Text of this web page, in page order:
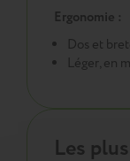
Ergonomie :
Dos et
Léger, en
Les